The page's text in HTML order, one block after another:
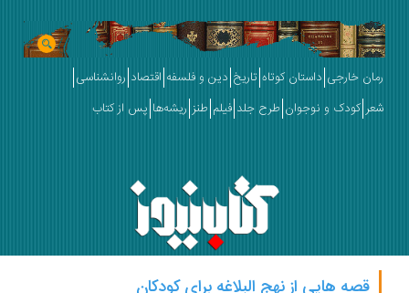
رمان خارجی داستان کوتاه تاریخ دین و فلسفه اقتصاد روانشناسی
شعر کودک و نوجوان طرح جلد فیلم طنز ریشه‌ها پس از کتاب